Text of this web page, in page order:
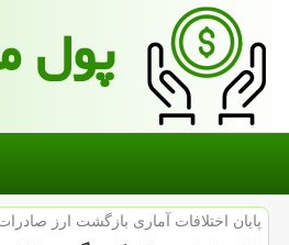
پول
پایان اختلافات آماری بازگشت ارز